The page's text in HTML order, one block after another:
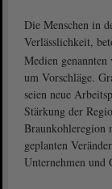
Die Menschen in
Verlässlichkeit,
Medien
um Vorschläge.
seien neue
Stärkung der
Braunkohleregion
geplanten
Unternehmen und